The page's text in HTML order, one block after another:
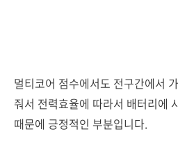
멀티코어 점수에서도 전구간에서
줘서 전력효율에 따라서 배터리에
때문에 긍정적인 부분입니다.